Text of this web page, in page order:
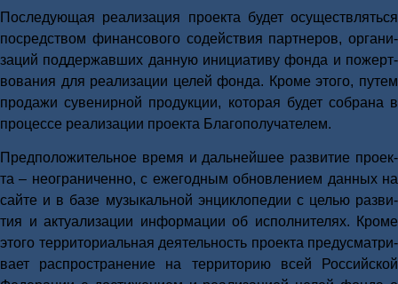
После­ду­ю­щая реа­ли­за­ция про­ек­та будет осу­ществ­лять­ся
посред­ством финан­со­во­го содей­ствия парт­не­ров, орга­ни­
за­ций под­дер­жав­ших дан­ную ини­ци­а­ти­ву фон­да и пожерт­
во­ва­ния для реа­ли­за­ции целей фон­да. Кро­ме это­го, путем
про­да­жи суве­нир­ной про­дук­ции, кото­рая будет собра­на в
про­цес­се реа­ли­за­ции про­ек­та Бла­го­по­лу­ча­те­лем.
Пред­по­ло­жи­тель­ное вре­мя и даль­ней­шее раз­ви­тие про­ек­
та – неогра­ни­чен­но, с еже­год­ным обнов­ле­ни­ем дан­ных на
сай­те и в базе музы­каль­ной энцик­ло­пе­дии с целью раз­ви­
тия и акту­а­ли­за­ции инфор­ма­ции об испол­ни­те­лях. Кро­ме
это­го тер­ри­то­ри­аль­ная дея­тель­ность про­ек­та преду­смат­ри­
ва­ет рас­про­стра­не­ние на тер­ри­то­рию всей Рос­сий­ской